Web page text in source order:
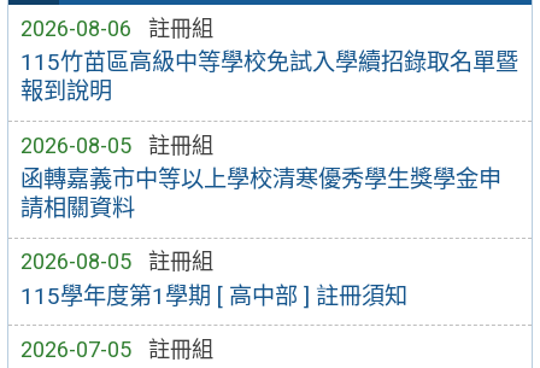
2026-08-06 註冊組
115竹苗區高級中等學校免試入學續招錄取名單暨
報到說明
2026-08-05 註冊組
函轉嘉義市中等以上學校清寒優秀學生獎學金申
請相關資料
2026-08-05 註冊組
115學年度第1學期 [ 高中部 ] 註冊須知
2026-07-05 註冊組